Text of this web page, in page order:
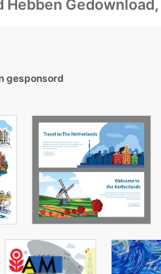
Hebben
gesponsord